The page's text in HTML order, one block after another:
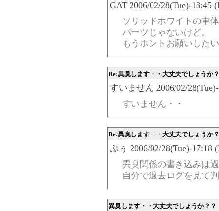
GAT 2006/02/28(Tue)-18:45
ソリッドホワイトの車
パーツじゃないけど。
もうホントお願いした
Re:異臭します・・大丈夫でしょうか
すいません 2006/02/
すいません・・
Re:異臭します・・大丈夫でしょうか
ぷぅ 2006/02/28(Tue)-17:18
異臭関係の書き込みは
自分で過去ログを見て
異臭します・・大丈夫でしょうか？？